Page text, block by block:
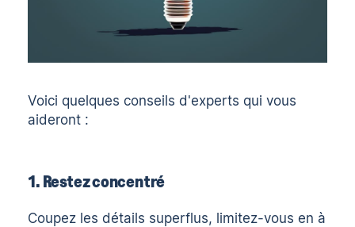
Voici quelques conseils d'experts qui vous
aideront :
1. Restez concentré
Coupez les détails superflus, limitez-vous en à